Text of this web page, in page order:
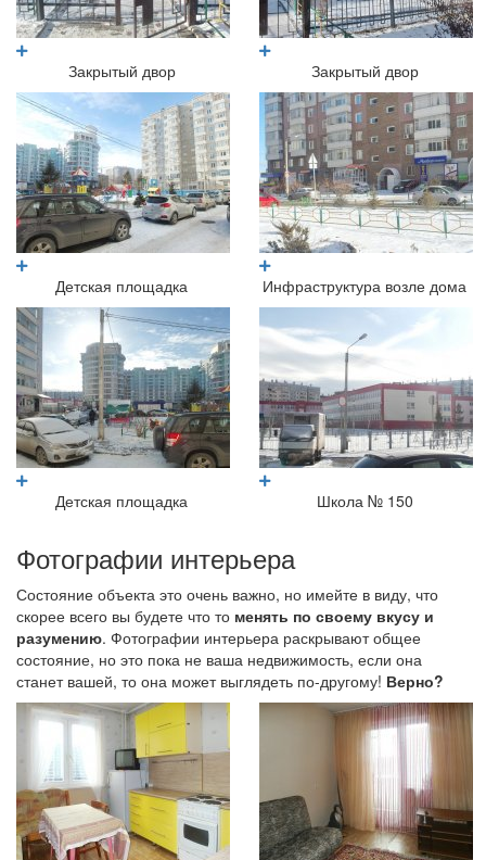
Закрытый двор Закрытый двор
Детская площадка Инфраструктура возле дома
Детская площадка Школа № 150
Фотографии интерьера
Состояние объекта это очень важно, но имейте в виду, что
скорее всего вы будете что то менять по своему вкусу и
разумению. Фотографии интерьера раскрывают общее
состояние, но это пока не ваша недвижимость, если она
станет вашей, то она может выглядеть по-другому! Верно?